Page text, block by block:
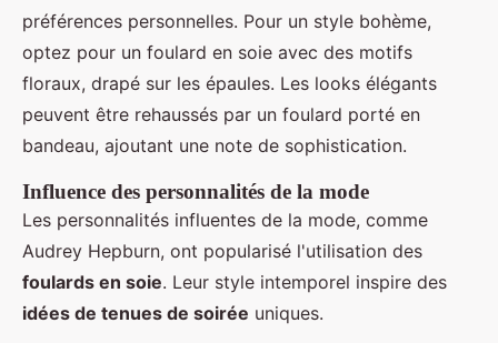
préférences personnelles. Pour un style bohème,
optez pour un foulard en soie avec des motifs
floraux, drapé sur les épaules. Les looks élégants
peuvent être rehaussés par un foulard porté en
bandeau, ajoutant une note de sophistication.
Influence des personnalités de la mode
Les personnalités influentes de la mode, comme
Audrey Hepburn, ont popularisé l'utilisation des
foulards en soie. Leur style intemporel inspire des
idées de tenues de soirée uniques.